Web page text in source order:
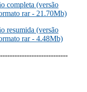
completa (versão
rar - 21.70Mb)
resumida (versão
rar - 4.48Mb)